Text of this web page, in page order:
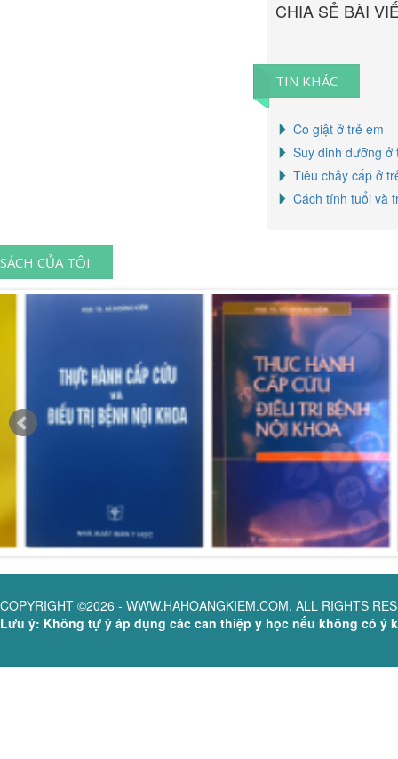
CHIA SẺ BÀI
TIN KHÁC
Co giật ở trẻ em
Suy dinh dưỡng ở
Tiêu chảy cấp ở
Cách tính tuổi và
SÁCH CỦA TÔI
COPYRIGHT ©2026 - WWW.HAHOANGKIEM.COM. ALL RIGHTS
Lưu ý: Không tự ý áp dụng các can thiệp y học nếu không có ý